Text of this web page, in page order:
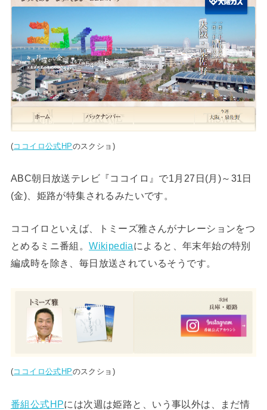
(ココイロ公式HPのスクショ)
ABC朝日放送テレビ『ココイロ』で1月27日(月)～31日
(金)、姫路が特集されるみたいです。
ココイロといえば、トミーズ雅さんがナレーションをつ
とめるミニ番組。Wikipediaによると、年末年始の特別
編成時を除き、毎日放送されているそうです。
(ココイロ公式HPのスクショ)
番組公式HPには次週は姫路と、いう事以外は、まだ情